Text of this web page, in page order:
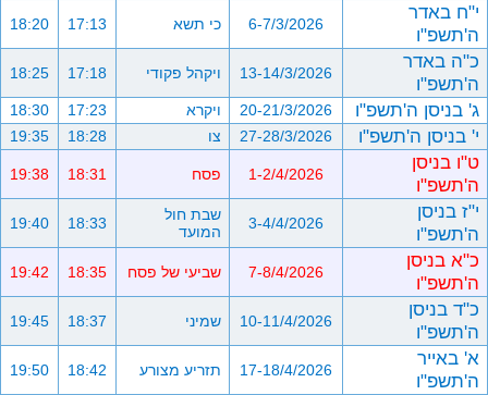
י"ח באדר
ה'תשפ"ו
6-7/3/2026 כי תשא 17:13
18:20
כ"ה באדר
ה'תשפ"ו
13-14/3/2026 ויקהל פקודי 17:18
18:25
ג' בניסן ה'תשפ"ו 20-21/3/2026 ויקרא 17:23
18:30
י' בניסן ה'תשפ"ו 27-28/3/2026 צו 18:28
19:35
ט"ו בניסן
ה'תשפ"ו
1-2/4/2026 פסח 18:31
19:38
י"ז בניסן
ה'תשפ"ו
3-4/4/2026
שבת חול
המועד
18:33
19:40
כ"א בניסן
ה'תשפ"ו
7-8/4/2026 שביעי של פסח 18:35
19:42
כ"ד בניסן
ה'תשפ"ו
10-11/4/2026 שמיני 18:37
19:45
א' באייר
ה'תשפ"ו
17-18/4/2026 תזריע מצורע 18:42
19:50